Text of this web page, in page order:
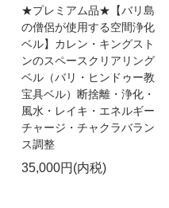
★プレミアム品★【バリ島
の僧侶が使用する空間浄化
ベル】カレン・キングスト
ンのスペースクリアリング
ベル（バリ・ヒンドゥー教
宝具ベル）断捨離・浄化・
風水・レイキ・エネルギー
チャージ・チャクラバラン
ス調整
35,000円(内税)